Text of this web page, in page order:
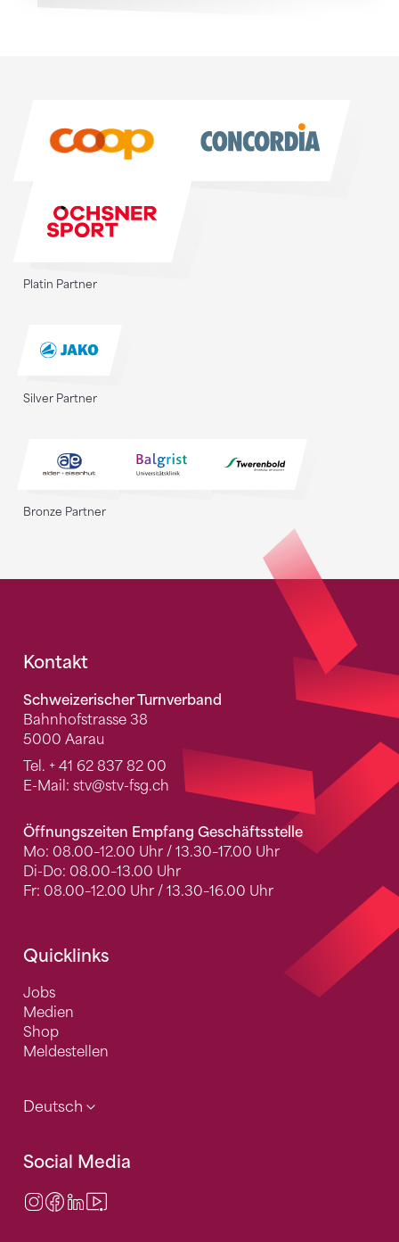
Platin Partner
Silver Partner
Bronze Partner
Fusszeile
Kontakt
Schweizerischer Turnverband
Bahnhofstrasse 38
5000 Aarau
Tel. + 41 62 837 82 00
E-Mail: stv@stv-fsg.ch
Öffnungszeiten Empfang Geschäftsstelle
Mo: 08.00–12.00 Uhr / 13.30–17.00 Uhr
Di-Do: 08.00–13.00 Uhr
Fr: 08.00–12.00 Uhr / 13.30–16.00 Uhr
Quicklinks
Jobs
Medien
Shop
Meldestellen
Deutsch
Social Media
Instagram
Facebook
LinkedIn